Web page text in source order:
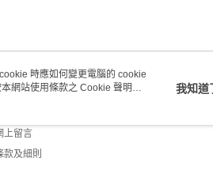
戶服務
上留言
款及細則
時應如何變更電腦的 cookie
網站使用條款之 Cookie 聲明使
我知道